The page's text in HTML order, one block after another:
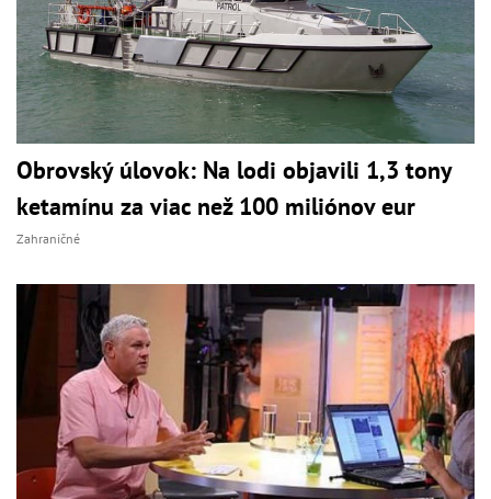
Obrovský úlovok: Na lodi objavili 1,3 tony
ketamínu za viac než 100 miliónov eur
Zahraničné